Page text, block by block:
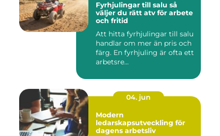
Fyrhjulingar till salu så
väljer du rätt atv för arbete
och fritid
Att hitta fyrhjulingar till salu
handlar om mer än pris och
färg. En fyrhjuling är ofta ett
arbetsre...
04. jun
Modern
ledarskapsutveckling för
dagens arbetsliv